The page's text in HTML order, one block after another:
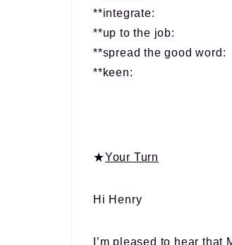
**integrate:
**up to the job:
**spread the good word:
**keen:
★Your Turn
Hi Henry
I’m pleased to hear that